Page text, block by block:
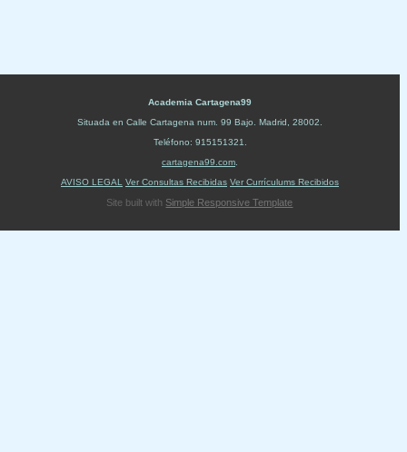
Academia Cartagena99
Situada en Calle Cartagena num. 99 Bajo Madrid 28002
Teléfono: 915151321
cartagena99.com
AVISO LEGAL
Ver Consultas Recibidas Ver Currículums Recibidos
Site built with Simple Responsive Template